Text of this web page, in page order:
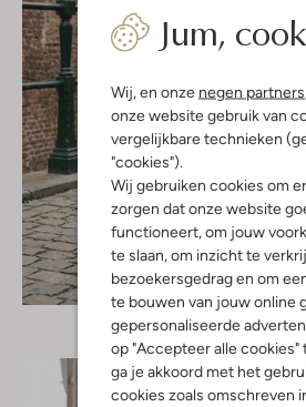
Jum,
Wij, en onze negen partners
onze website gebruik van
vergelijkbare technieken
"cookies").
Wij gebruiken cookies om
zorgen dat onze website
functioneert, om jouw
te slaan, om inzicht te
bezoekersgedrag en om
te bouwen van jouw online
gepersonaliseerde
op "Accepteer alle cookies"
ga je akkoord met het
cookies zoals omschreven
Ontdek de look